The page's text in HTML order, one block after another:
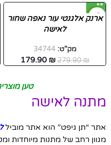
-36%
ארנק אלגנטי עור נאפה שחור
לאישה
מק"ט:34744
279.90₪
179.90 ₪
טען
מתנה לאישה
אתר “תן גיפט” הוא אתר מוביל
מגוון רחב של מתנות מיוחדות